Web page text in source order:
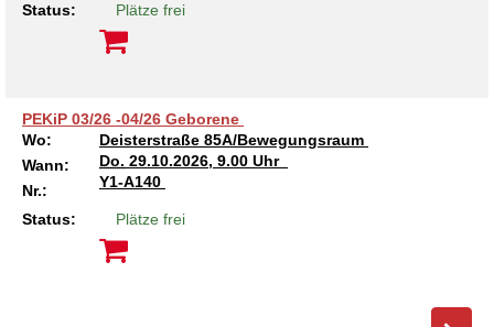
Status: Plätze frei
PEKiP 03/26 -04/26 Geborene
Wo:
Deisterstraße 85A/Bewegungsraum
Wann:
Do. 29.10.2026, 9.00 Uhr
Nr.:
Y1-A140
Status: Plätze frei